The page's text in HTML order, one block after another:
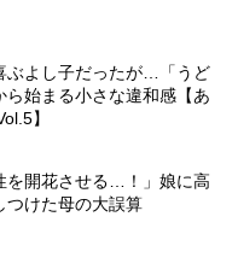
ぶよし子だったが…「うど
ら始まる小さな違和感【あ
】
を開花させる…！」娘に高
つけた母の大誤算